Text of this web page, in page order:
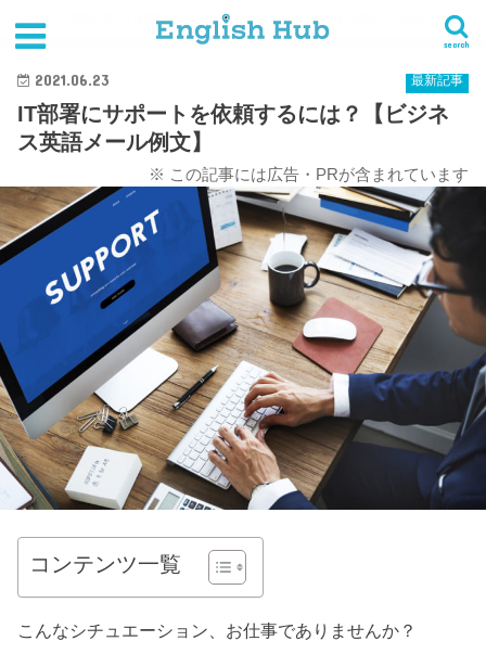
search
IT部署にサポートを依頼するには？【ビジネス英語メール例文】
最新記事
2021.06.23
IT部署にサポートを依頼するには？【ビジネ
ス英語メール例文】
※ この記事には広告・PRが含まれています
コンテンツ一覧
こんなシチュエーション、お仕事でありませんか？